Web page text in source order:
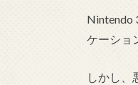
Nintendo
ケーショ
しかし、